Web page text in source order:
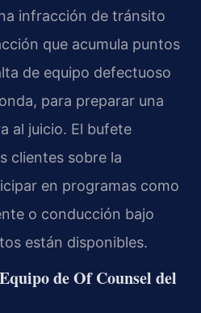
infracción de tránsito
que acumula puntos
de equipo defectuoso
para preparar una
al juicio. El bufete
clientes sobre la
en programas como
o conducción bajo
están disponibles.
de Of Counsel del